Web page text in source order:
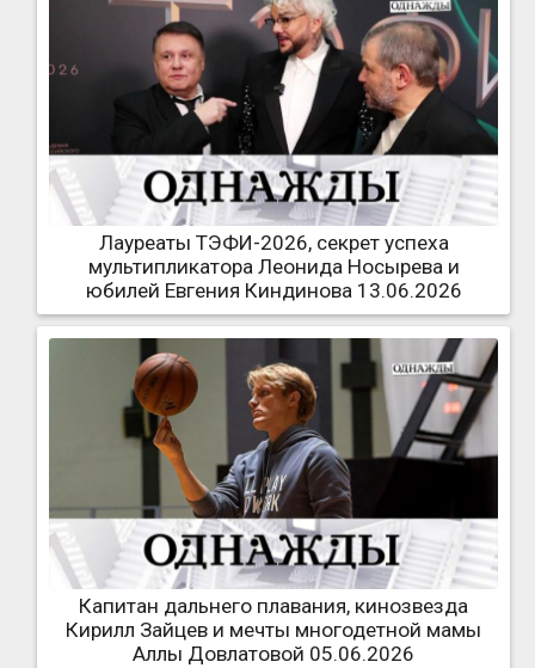
Лауреаты ТЭФИ-2026, секрет успеха
мультипликатора Леонида Носырева и
юбилей Евгения Киндинова 13.06.2026
Капитан дальнего плавания, кинозвезда
Кирилл Зайцев и мечты многодетной мамы
Аллы Довлатовой 05.06.2026